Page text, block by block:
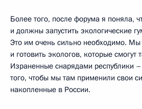
Более того, после форума я поняла,
и должны запустить экологические
Это им очень сильно необходимо. Мы
и готовить экологов, которые смогут
Израненные снарядами республики
того, чтобы мы там применили свои
накопленные в России.